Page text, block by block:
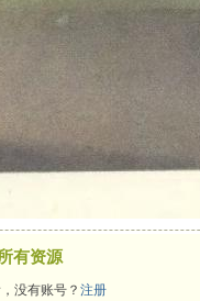
有资源
没有账号？ 注册